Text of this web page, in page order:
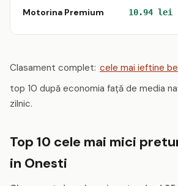
Motorina Premium 10.94 lei
Clasament complet: cele mai ieftine
top 10 după economia față de media
zilnic.
Top 10 cele mai mici
in Onesti